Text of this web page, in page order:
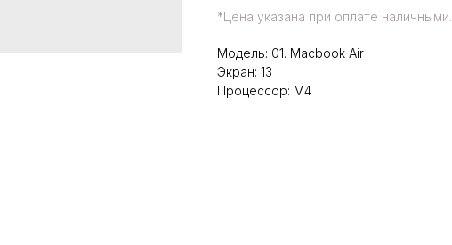
*Цена указана при оплате наличными.
Модель: 01. Macbook Air
Экран: 13
Процессор: M4